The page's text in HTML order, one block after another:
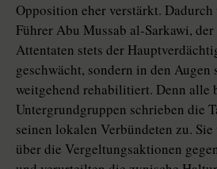
Opposition eher verstärkt.
Führer Abu Mussab al-Sarkawi,
Attentaten stets der
geschwächt, sondern in den Augen
weitgehend rehabilitiert. Denn alle
Untergrundgruppen schrieben die
seinen lokalen Verbündeten zu.
über die Vergeltungsaktionen